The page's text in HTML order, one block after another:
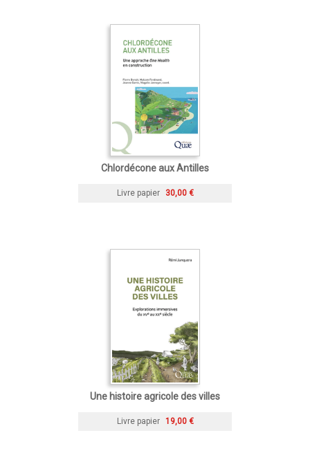
Chlordécone aux Antilles
Livre papier 30,00 €
Une histoire agricole des villes
Livre papier 19,00 €